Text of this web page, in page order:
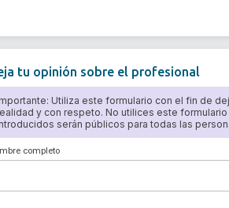
tu opinión sobre el profesional
Utiliza este formulario con el fin de
y con respeto. No utilices este
serán públicos para todas las
completo